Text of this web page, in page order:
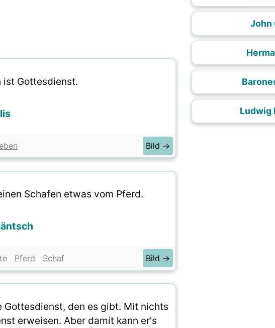
ist Gottesdienst.
Bild →
Schafen etwas vom Pferd.
Pferd Schaf Bild →
Gottesdienst, den es gibt. Mit nichts
erweisen. Aber damit kann er's
John
Ludwig